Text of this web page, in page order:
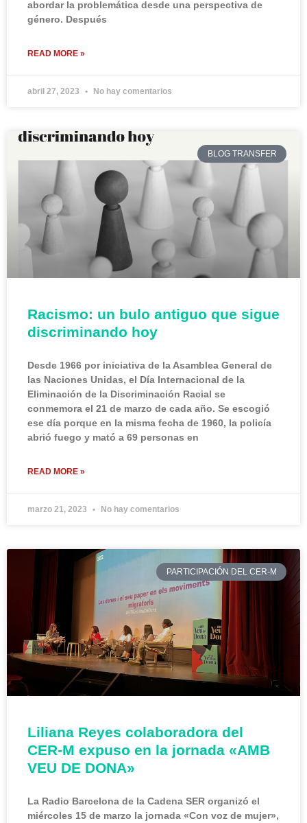
abordar la problemática desde una perspectiva de
género. Después
READ MORE »
abril 27, 2023 No hay comentarios
BLOG TRANSFER
Racismo: un bulo antiguo que sigue
discriminando hoy
Desde 1966 por iniciativa de la Asamblea General de
las Naciones Unidas, el Día Internacional de la
Eliminación de la Discriminación Racial se
conmemora el 21 de marzo de cada año. Se escogió
ese día porque en la misma fecha de 1960, la policía
abrió fuego y mató a 69 personas en
READ MORE »
marzo 21, 2023 No hay comentarios
PARTICIPACIÓN DEL CER-M
Liliana Reyes colaboradora del
CER-M expuso en la jornada «AMB
VEU DE DONA»
La Radio Barcelona de la Cadena SER organizó el
miércoles 15 de marzo la jornada «Con voz de mujer»,